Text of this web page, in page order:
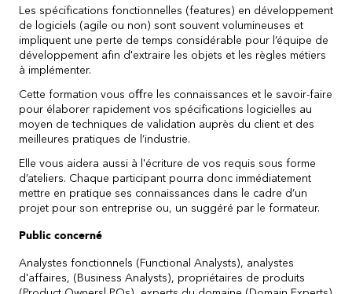
Les spécifications fonctionnelles (features) en développement
de logiciels (agile ou non) sont souvent volumineuses et
impliquent une perte de temps considérable pour l’équipe de
développement afin d'extraire les objets et les règles métiers
à implémenter.
Cette formation vous oﬀre les connaissances et le savoir-faire
pour élaborer rapidement vos spécifications logicielles au
moyen de techniques de validation auprès du client et des
meilleures pratiques de l’industrie.
Elle vous aidera aussi à l'écriture de vos requis sous forme
d’ateliers. Chaque participant pourra donc immédiatement
mettre en pratique ses connaissances dans le cadre d’un
projet pour son entreprise ou, un suggéré par le formateur.
Public concerné
Analystes fonctionnels (Functional Analysts), analystes
d'affaires, (Business Analysts), propriétaires de produits